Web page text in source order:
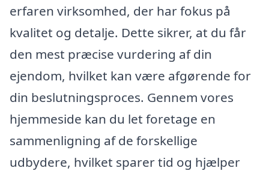
erfaren virksomhed, der har fokus på
kvalitet og detalje. Dette sikrer, at du får
den mest præcise vurdering af din
ejendom, hvilket kan være afgørende for
din beslutningsproces. Gennem vores
hjemmeside kan du let foretage en
sammenligning af de forskellige
udbydere, hvilket sparer tid og hjælper